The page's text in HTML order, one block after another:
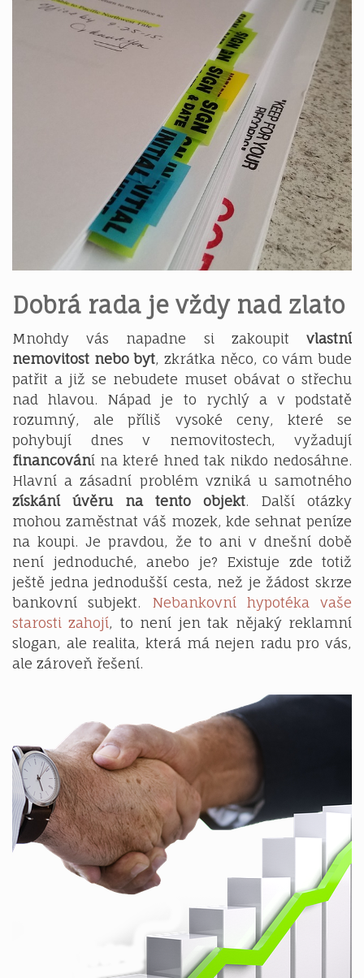
Dobrá rada je vždy nad zlato
Mnohdy vás napadne si zakoupit vlastní
nemovitost nebo byt, zkrátka něco, co vám bude
patřit a již se nebudete muset obávat o střechu
nad hlavou. Nápad je to rychlý a v podstatě
rozumný, ale příliš vysoké ceny, které se
pohybují dnes v nemovitostech, vyžadují
financování na které hned tak nikdo nedosáhne.
Hlavní a zásadní problém vzniká u samotného
získání úvěru na tento objekt. Další otázky
mohou zaměstnat váš mozek, kde sehnat peníze
na koupi. Je pravdou, že to ani v dnešní době
není jednoduché, anebo je? Existuje zde totiž
ještě jedna jednodušší cesta, než je žádost skrze
bankovní subjekt. Nebankovní hypotéka vaše
starosti zahojí, to není jen tak nějaký reklamní
slogan, ale realita, která má nejen radu pro vás,
ale zároveň řešení.